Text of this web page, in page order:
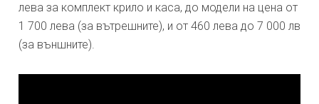
лева за комплект крило и каса, до модели на цена от
1 700 лева (за вътрешните), и от 460 лева до 7 000 лв
(за външните).